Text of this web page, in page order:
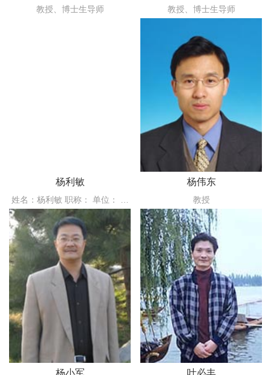
教授、博士生导师 教授、博士生导师
杨利敏
姓名：杨利敏 职称： 单位： 学
位：法学博士 电邮： 杨利敏，
女，1975年1月生。本科就读于
华东政法大学法律系，获法学学
士学位。硕士就读于华东政法大
学宪法学与...
杨伟东
教授
杨小军 叶必丰